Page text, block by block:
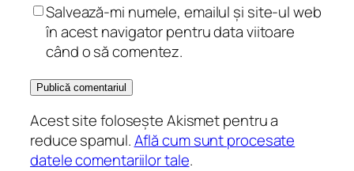
Salvează-mi numele, emailul și site-ul web
în acest navigator pentru data viitoare
când o să comentez.
Acest site folosește Akismet pentru a
reduce spamul.Află cum sunt procesate
datele comentariilor tale.